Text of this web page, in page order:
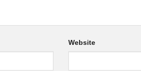
Website